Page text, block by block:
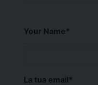
Your Name*
La tua email*